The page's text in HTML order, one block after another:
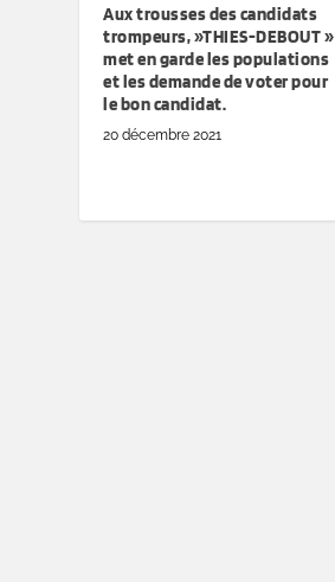
Aux trousses des candidats
trompeurs, »THIES-DEBOUT »
met en garde les populations
et les demande de voter pour
le bon candidat.
20 décembre 2021